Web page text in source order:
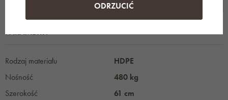
PARAMETRY
Rodzaj materiału
HDPE
Nośność
480 kg
Szerokość
61 cm
ODRZUCIĆ